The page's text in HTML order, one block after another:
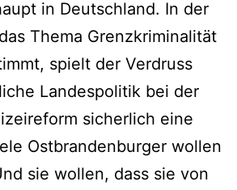
in Deutschland. In der
Thema Grenzkriminalität
spielt der Verdruss
Landespolitik bei der
sicherlich eine
Ostbrandenburger wollen
sie wollen, dass sie von